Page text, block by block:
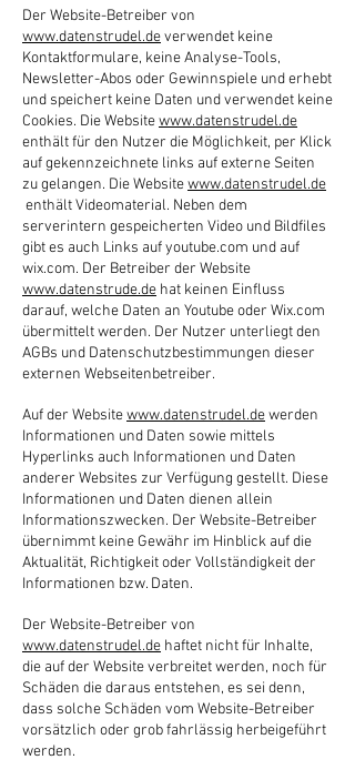
Der Website-Betreiber von
www.datenstrudel.deverwendet keine
Kontaktformulare, keine Analyse-Tools,
Newsletter-Abos oder Gewinnspiele und erhebt
und speichert keine Daten und verwendet keine
Cookies. Die Websitewww.datenstrudel.de
enthält für den Nutzer die Möglichkeit, per Klick
auf gekennzeichnete links auf externe Seiten
zu gelangen. Die Websitewww.datenstrudel.de
enthält Videomaterial. Neben dem
serverintern gespeicherten Video und Bildfiles
gibt es auch Links auf youtube.com und auf
wix.com. Der Betreiber der Website
www.datenstrude.de hat keinen Einfluss
darauf, welche Daten an Youtube oder Wix.com
übermittelt werden. Der Nutzer unterliegt den
AGBs und Datenschutzbestimmungen dieser
externen Webseitenbetreiber.
Auf der Websitewww.datenstrudel.dewerden
Informationen und Daten sowie mittels
Hyperlinks auch Informationen und Daten
anderer Websites zur Verfügung gestellt. Diese
Informationen und Daten dienen allein
Informationszwecken. Der Website-Betreiber
übernimmt keine Gewähr im Hinblick auf die
Aktualität, Richtigkeit oder Vollständigkeit der
Informationen bzw. Daten.
Der Website-Betreiber von
www.datenstrudel.de haftet nicht für Inhalte,
die auf der Website verbreitet werden, noch für
Schäden die daraus entstehen, es sei denn,
dass solche Schäden vom Website-Betreiber
vorsätzlich oder grob fahrlässig herbeigeführt
werden.